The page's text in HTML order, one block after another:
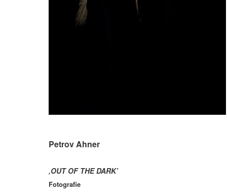
Petrov Ahner
‚OUT OF THE DARK’
Fotografie